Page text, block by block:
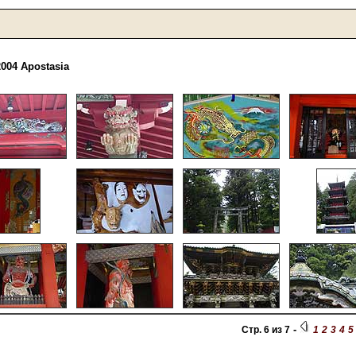
Apostasia
Стр. 6 из 7 - 1 2 3 4 5